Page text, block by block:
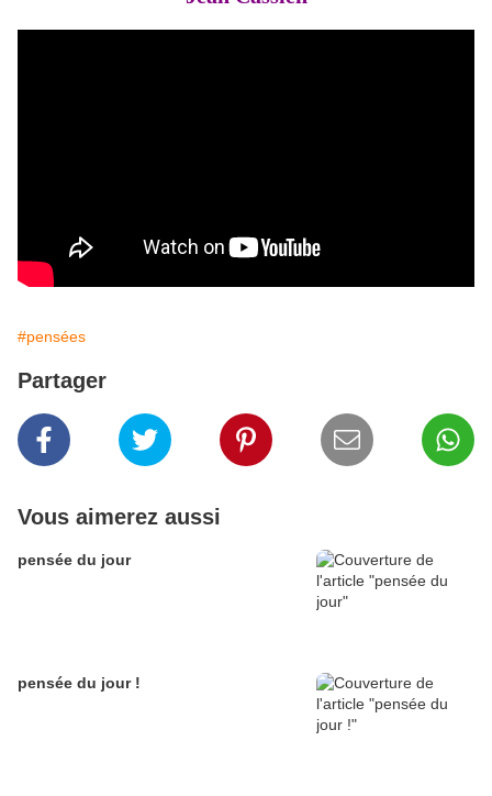
#pensées
Partager
Vous aimerez aussi
pensée du jour
pensée du jour !